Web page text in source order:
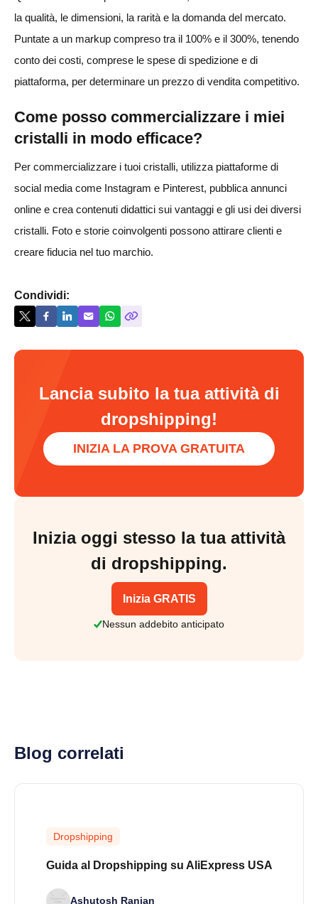
la qualità, le dimensioni, la rarità e la domanda del mercato.
Puntate a un markup compreso tra il 100% e il 300%, tenendo
conto dei costi, comprese le spese di spedizione e di
piattaforma, per determinare un prezzo di vendita competitivo.
Come posso commercializzare i miei
cristalli in modo efficace?
Per commercializzare i tuoi cristalli, utilizza piattaforme di
social media come Instagram e Pinterest, pubblica annunci
online e crea contenuti didattici sui vantaggi e gli usi dei diversi
cristalli. Foto e storie coinvolgenti possono attirare clienti e
creare fiducia nel tuo marchio.
Condividi:
Lancia subito la tua attività di
dropshipping!
INIZIA LA PROVA GRATUITA
Inizia oggi stesso la tua attività
di dropshipping.
Inizia GRATIS
Nessun addebito anticipato
Blog correlati
Dropshipping
Guida al Dropshipping su AliExpress USA
Ashutosh Ranjan